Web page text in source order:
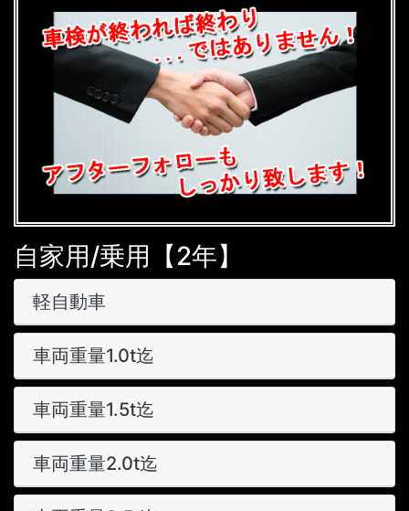
自家用/乗用【2年】
軽自動車
車両重量1.0t迄
車両重量1.5t迄
車両重量2.0t迄